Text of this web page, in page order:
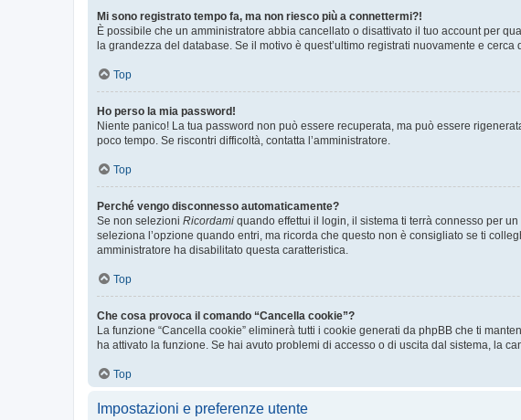
Mi sono registrato tempo fa, ma non riesco più a connettermi?!
È possibile che un amministratore abbia cancellato o disattivato il tuo account per
la grandezza del database. Se il motivo è quest’ultimo registrati nuovamente e
Top
Ho perso la mia password!
Niente panico! La tua password non può essere recuperata, ma può essere
poco tempo. Se riscontri difficoltà, contatta l’amministratore.
Top
Perché vengo disconnesso automaticamente?
Se non selezioni Ricordami quando effettui il login, il sistema ti terrà connesso per
seleziona l’opzione quando entri, ma ricorda che questo non è consigliato se ti
amministratore ha disabilitato questa caratteristica.
Top
Che cosa provoca il comando “Cancella cookie”?
La funzione “Cancella cookie” eliminerà tutti i cookie generati da phpBB che ti
ha attivato la funzione. Se hai avuto problemi di accesso o di uscita dal sistema, la
Top
Impostazioni e preferenze utente